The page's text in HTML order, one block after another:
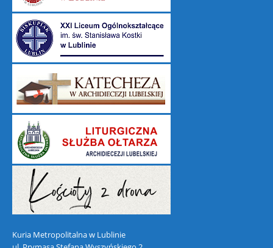
Kuria Metropolitalna w Lublinie